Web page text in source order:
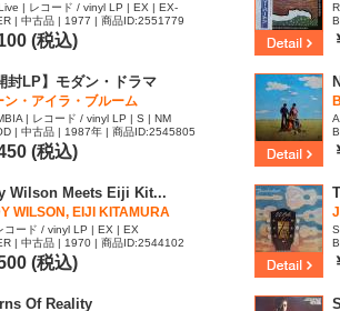
| レコード / vinyl LP | EX | EX-
| 中古品 | 1977 | 商品ID:2551779
(税込)
封LP】モダン・ドラマ
ン・アイラ・ブルーム
| レコード / vinyl LP | S | NM
| 中古品 | 1987年 | 商品ID:2545805
(税込)
Wilson Meets Eiji Kit...
WILSON, EIJI KITAMURA
コード / vinyl LP | EX | EX
| 中古品 | 1970 | 商品ID:2544102
(税込)
Of Reality